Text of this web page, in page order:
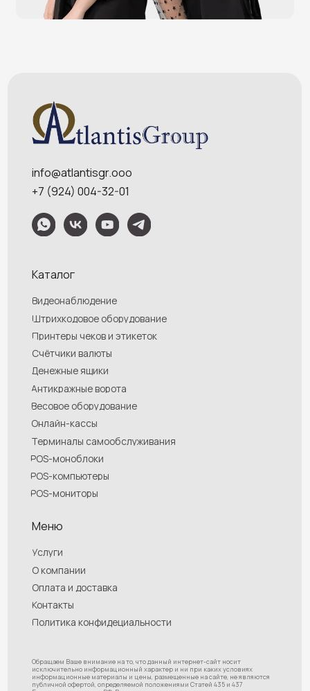
Услуги
О компании
Обращаем Ваше внимание на то, что данный интернет-сайт носит
исключительно информационный характер и ни при каких условиях
информационные материалы и цены, размещенные на сайте, не являются
публичной офертой, определяемой положениями Статей 435 и 437
Гражданского кодекса РФ. Ваш заказ, включая стоимость и наличие товара,
будет подтвержден нашим менеджером посредством телефонного звонка на
номер, указанный Вами при заказе.